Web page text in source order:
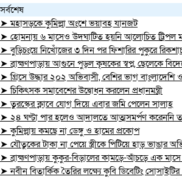
সর্বশেষ
➤ মহাসড়কে কুমিল্লা অংশে ভয়াবহ যানজট
➤ হোমনায় ৬ মাসেও উদঘাটিত হয়নি আলোচিত ট্রিপল
➤ বুড়িচংয়ে নিখোঁজের ৩ দিন পর ফিশারির পুকুরে
➤ ব্রাহ্মণপাড়ায় আগুনে পুড়ল কৃষকের স্বপ্ন, ছেলেকে
➤ গ্রিসে উদ্ধার ২০২ অভিবাসী, বেশির ভাগ বাংলাদেশি
➤ চিকিৎসক সমাবেশের উদ্বোধন করলেন প্রধানমন্ত্রী
➤ তুরস্কের ক্লাবে যোগ দিয়ে এবার জমি পেলেন সালাহ
➤ ২৪ ঘণ্টা পার হলেও আদালতে আত্মসমর্পণ করেননি
➤ কুমিল্লায় কমছে না ডেঙ্গু ও হামের প্রকোপ
➤ যৌতুকের টাকা না পেয়ে স্ত্রীকে পিটিয়ে হাড় ভাঙার
➤ ব্রাহ্মণপাড়ায় কুকুর-বিড়ালের কামড়ে-আঁচড়ে এক
➤ নবীন বিতার্কিক তৈরির লক্ষ্যে কুবি ডিবেটিং